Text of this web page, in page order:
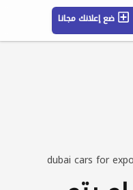
ضع إعلانك مجانا
حسابي / تسجيل